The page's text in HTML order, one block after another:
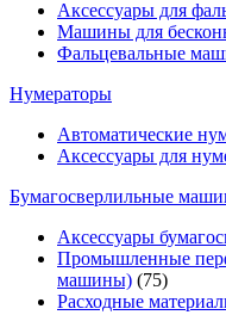
Аксессуары для
Машины для
Фальцевальные
Нумераторы
Автоматические
Аксессуары для
Бумагосверлильные
Аксессуары
Промышленные
машины) (75)
Расходные